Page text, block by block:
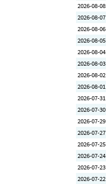
2026-08-08
2026-08-07
2026-08-06
2026-08-05
2026-08-04
2026-08-03
2026-08-02
2026-08-01
2026-07-31
2026-07-30
2026-07-29
2026-07-27
2026-07-25
2026-07-24
2026-07-23
2026-07-22